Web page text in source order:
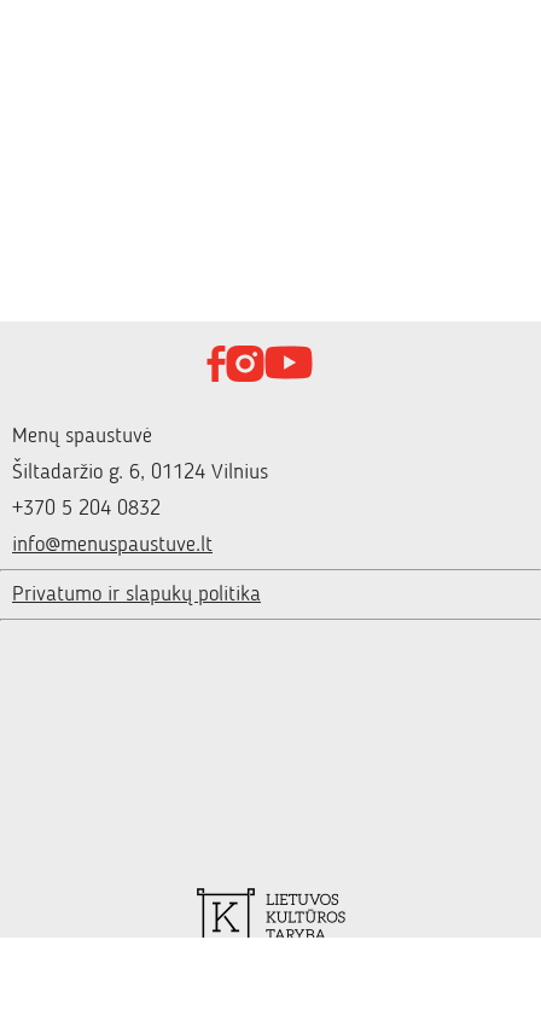
Menų spaustuvė
Šiltadaržio g. 6, 01124 Vilnius
+370 5 204 0832
info@menuspaustuve.lt
Privatumo ir slapukų politika